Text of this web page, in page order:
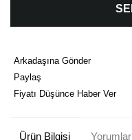
Arkadaşına Gönder
Paylaş
Fiyatı Düşünce Haber Ver
Ürün Bilgisi